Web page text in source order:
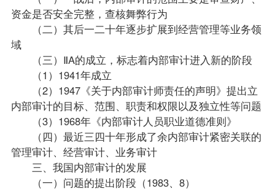
资金是否安全完整，查核舞弊行为
（二）其后一二十年逐步扩展到经营管理等业务领
域
（三）ⅡA的成立，标志着内部审计进入新的阶段
（1）1941年成立
（2）1947《关于内部审计师责任的声明》提出立
内部审计的目标、范围、职责和权限以及独立性等问题
（3）1968年《内部审计人员职业道德准则》
（四）最近三四十年形成了余内部审计紧密关联的
管理审计、经营审计、业务审计
三、我国内部审计的发展
（一）问题的提出阶段（1983、8）